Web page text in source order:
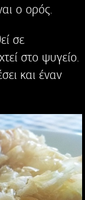
ο ορός.
σε
στο ψυγείο.
και έναν